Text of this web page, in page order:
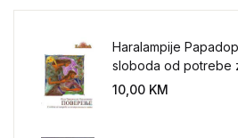
Haralampije
sloboda od potrebe
sveta
10,00 KM